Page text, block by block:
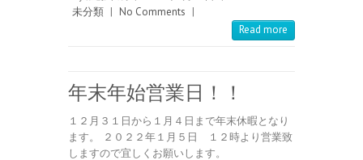
未分類 | No Comments |
Read more
年末年始営業日！！
１２月３１日から１月４日まで年末休暇となり
ます。 ２０２２年１月５日 １２時より営業致
しますので宜しくお願いします。